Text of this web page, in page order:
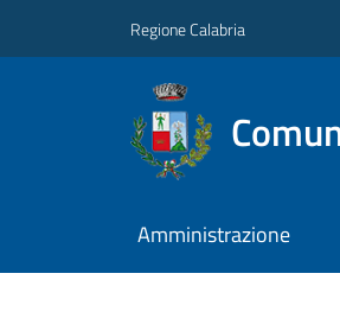
Regione Calabria
Amministrazione